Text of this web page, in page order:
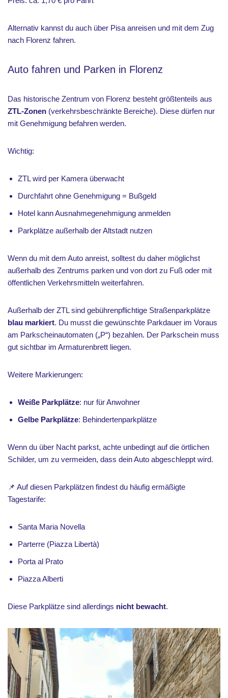
Alternativ kannst du auch über Pisa anreisen und mit dem Zug
nach Florenz fahren.
Auto fahren und Parken in Florenz
Das historische Zentrum von Florenz besteht größtenteils aus
ZTL-Zonen (verkehrsbeschränkte Bereiche). Diese dürfen nur
mit Genehmigung befahren werden.
Wichtig:
ZTL wird per Kamera überwacht
Durchfahrt ohne Genehmigung = Bußgeld
Hotel kann Ausnahmegenehmigung anmelden
Parkplätze außerhalb der Altstadt nutzen
Wenn du mit dem Auto anreist, solltest du daher möglichst
außerhalb des Zentrums parken und von dort zu Fuß oder mit
öffentlichen Verkehrsmitteln weiterfahren.
Außerhalb der ZTL sind gebührenpflichtige Straßenparkplätze
blau markiert. Du musst die gewünschte Parkdauer im Voraus
am Parkscheinautomaten („P“) bezahlen. Der Parkschein muss
gut sichtbar im Armaturenbrett liegen.
Weitere Markierungen:
Weiße Parkplätze: nur für Anwohner
Gelbe Parkplätze: Behindertenparkplätze
Wenn du über Nacht parkst, achte unbedingt auf die örtlichen
Schilder, um zu vermeiden, dass dein Auto abgeschleppt wird.
📌 Auf diesen Parkplätzen findest du häufig ermäßigte
Tagestarife:
Santa Maria Novella
Parterre (Piazza Libertà)
Porta al Prato
Piazza Alberti
Diese Parkplätze sind allerdings nicht bewacht.